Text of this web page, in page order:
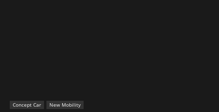
Concept Car New Mobility